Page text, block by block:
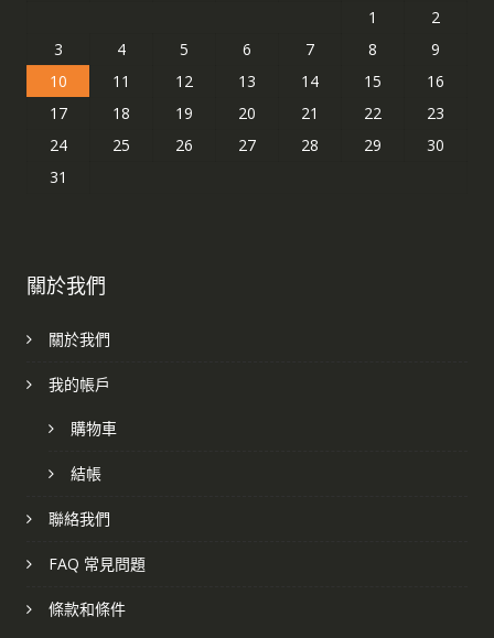
1
2
3
4 5 6 7 8
9
10
11 12 13 14 15
16
17
18 19 20 21 22
23
24
25 26 27 28 29
30
31
關於我們
關於我們
我的帳戶
購物車
結帳
聯絡我們
FAQ 常見問題
條款和條件